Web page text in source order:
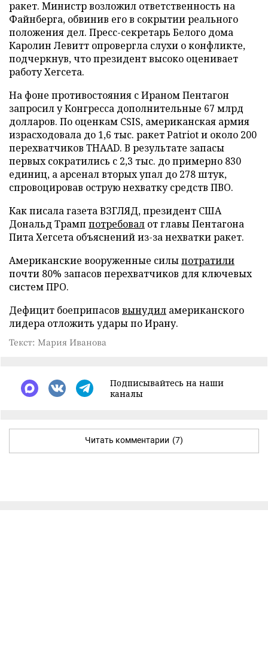
ракет. Министр возложил ответственность на
Файнберга, обвинив его в сокрытии реального
положения дел. Пресс-секретарь Белого дома
Каролин Левитт опровергла слухи о конфликте,
подчеркнув, что президент высоко оценивает
работу Хегсета.
На фоне противостояния с Ираном Пентагон
запросил у Конгресса дополнительные 67 млрд
долларов. По оценкам CSIS, американская армия
израсходовала до 1,6 тыс. ракет Patriot и около 200
перехватчиков THAAD. В результате запасы
первых сократились с 2,3 тыс. до примерно 830
единиц, а арсенал вторых упал до 278 штук,
спровоцировав острую нехватку средств ПВО.
Как писала газета ВЗГЛЯД, президент США
Дональд Трамп потребовал от главы Пентагона
Пита Хегсета объяснений из-за нехватки ракет.
Американские вооруженные силыпотратили
почти 80% запасов перехватчиков для ключевых
систем ПРО.
Дефицит боеприпасов вынудил американского
лидера отложить удары по Ирану.
Текст: Мария Иванова
Подписывайтесь на наши
каналы
Читать комментарии (7)